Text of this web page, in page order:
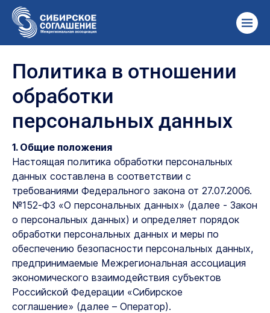
Политика в отношении
обработки
персональных данных
1. Общие положения
Настоящая политика обработки персональных
данных составлена в соответствии с
требованиями Федерального закона от 27.07.2006.
№152-ФЗ «О персональных данных» (далее - Закон
о персональных данных) и определяет порядок
обработки персональных данных и меры по
обеспечению безопасности персональных данных,
предпринимаемые Межрегиональная ассоциация
экономического взаимодействия субъектов
Российской Федерации «Сибирское
соглашение» (далее – Оператор).